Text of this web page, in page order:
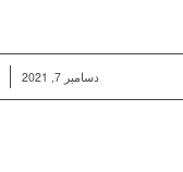
دسامبر 7, 2021
/